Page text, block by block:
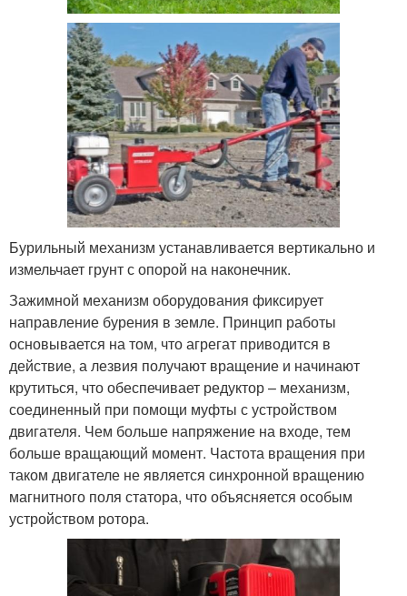
Бурильный механизм устанавливается вертикально и
измельчает грунт с опорой на наконечник.
Зажимной механизм оборудования фиксирует
направление бурения в земле. Принцип работы
основывается на том, что агрегат приводится в
действие, а лезвия получают вращение и начинают
крутиться, что обеспечивает редуктор – механизм,
соединенный при помощи муфты с устройством
двигателя. Чем больше напряжение на входе, тем
больше вращающий момент. Частота вращения при
таком двигателе не является синхронной вращению
магнитного поля статора, что объясняется особым
устройством ротора.